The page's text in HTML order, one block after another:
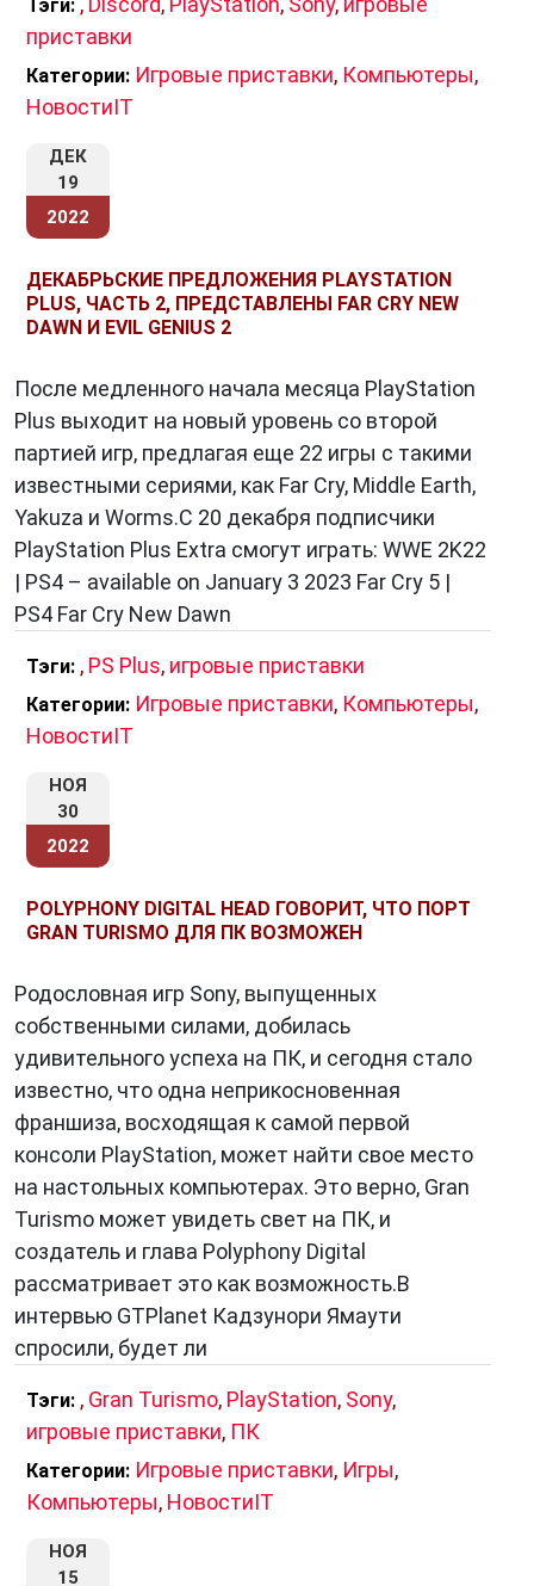
Тэги:
приставки
Категории: Игровые приставки, Компьютеры,
НовостиIT
ДЕК
19
2022
ДЕКАБРЬСКИЕ ПРЕДЛОЖЕНИЯ PLAYSTATION
PLUS, ЧАСТЬ 2, ПРЕДСТАВЛЕНЫ FAR CRY NEW
DAWN И EVIL GENIUS 2
После медленного начала месяца PlayStation
Plus выходит на новый уровень со второй
партией игр, предлагая еще 22 игры с такими
известными сериями, как Far Cry, Middle Earth,
Yakuza и Worms.С 20 декабря подписчики
PlayStation Plus Extra смогут играть: WWE 2K22
| PS4 – available on January 3 2023 Far Cry 5 |
PS4 Far Cry New Dawn
Тэги: , PS Plus, игровые приставки
Категории: Игровые приставки, Компьютеры,
НовостиIT
НОЯ
30
2022
POLYPHONY DIGITAL HEAD ГОВОРИТ, ЧТО ПОРТ
GRAN TURISMO ДЛЯ ПК ВОЗМОЖЕН
Родословная игр Sony, выпущенных
собственными силами, добилась
удивительного успеха на ПК, и сегодня стало
известно, что одна неприкосновенная
франшиза, восходящая к самой первой
консоли PlayStation, может найти свое место
на настольных компьютерах. Это верно, Gran
Turismo может увидеть свет на ПК, и
создатель и глава Polyphony Digital
рассматривает это как возможность.В
интервью GTPlanet Кадзунори Ямаути
спросили, будет ли
Тэги: , Gran Turismo, PlayStation, Sony,
игровые приставки, ПК
Категории: Игровые приставки, Игры,
Компьютеры, НовостиIT
НОЯ
15